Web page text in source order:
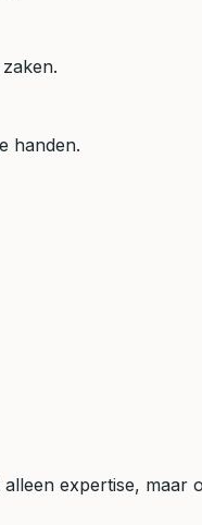
handen.
expertise,